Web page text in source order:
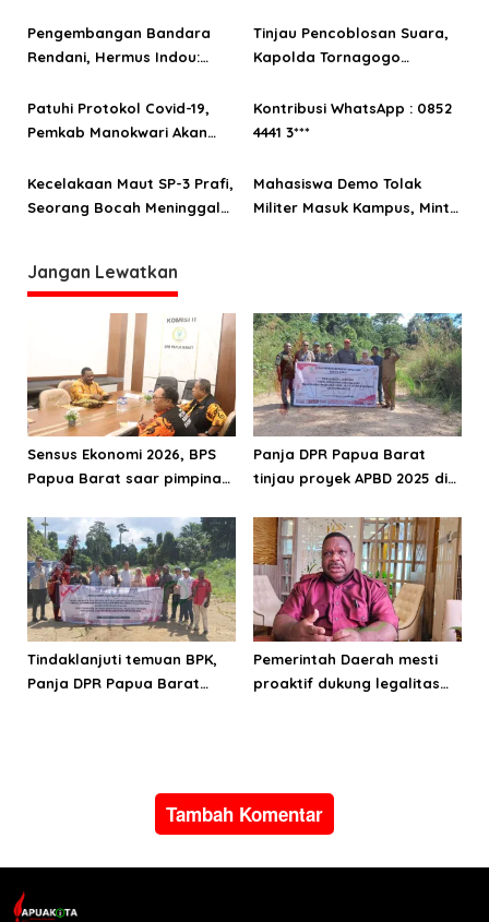
s
DPRP Papua Barat Aporina
Dowansiba
miliar
Pengembangan Bandara
Rendani, Hermus Indou:
Manokwari
Tinjau Pencoblosan Suara,
Kapolda Tornagogo
Protokol Kesehatan
Patuhi Protokol Covid-19,
Pemkab Manokwari Akan
HUT ke 122
Kontribusi WhatsApp : 0852
4441 3***
Kecelakaan Maut SP-3 Prafi,
Seorang Bocah Meninggal
Mahasiswa Demo Tolak
Militer Masuk Kampus, Minta
Jangan Lewatkan
Sensus Ekonomi 2026, BPS
Papua Barat saar pimpinan
Panja DPR Papua Barat
tinjau proyek APBD 2025 di
Bintuni
Tindaklanjuti temuan BPK,
Panja DPR Papua Barat
Pemerintah Daerah mesti
proaktif dukung legalitas
Tambah Komentar